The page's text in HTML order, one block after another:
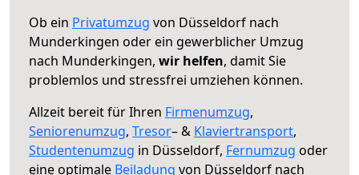
Ob ein Privatumzug von Düsseldorf nach
Munderkingen oder ein gewerblicher Umzug
nach Munderkingen, wir helfen, damit Sie
problemlos und stressfrei umziehen können.
Allzeit bereit für Ihren Firmenumzug,
Seniorenumzug, Tresor– & Klaviertransport,
Studentenumzug in Düsseldorf, Fernumzug oder
eine optimale Beiladung von Düsseldorf nach